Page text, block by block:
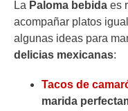
La Paloma bebida es
acompañar platos
algunas ideas para
delicias mexicanas:
Tacos de
marida